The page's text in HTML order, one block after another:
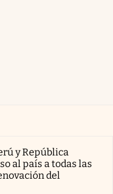
y República
al país a todas las
del